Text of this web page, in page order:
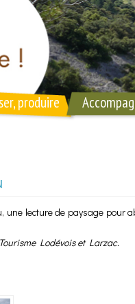
produire
une lecture de paysage pour
Lodévois et Larzac.